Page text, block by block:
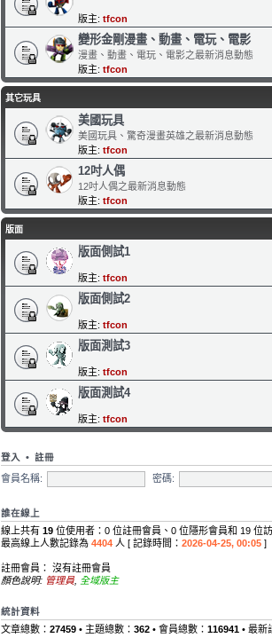
版主: tfcon
變形金剛漫畫、動畫、電玩、電影
漫畫、動畫、電玩、電影之最新消息動態
版主: tfcon
其它玩具
美國玩具
美國玩具、驚奇漫畫英雄之最新消息動態
版主: tfcon
12吋人偶
12吋人偶之最新消息動態
版主: tfcon
版面
版面側試1
版主: tfcon
版面側試2
版主: tfcon
版面測試3
版主: tfcon
版面測試4
版主: tfcon
登入 • 註冊
會員名稱:
密碼:
誰在線上
線上共有 19 位使用者：0 位註冊會員、0 位隱形會員和 19 位
最高線上人數記錄為 4404 人 [ 記錄時間： 2026-04-25, 00:05 ]
註冊會員： 沒有註冊會員
顏色說明: 管理員 全域版主
統計資料
文章總數： 27459 • 主題總數： 362 • 會員總數： 116941 • 最新